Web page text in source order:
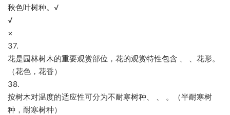
秋色叶树种。√
√
×
37.
花是园林树木的重要观赏部位，花的观赏特性包含 、 、花形。
（花色，花香）
38.
按树木对温度的适应性可分为不耐寒树种、 、 。（半耐寒树
种，耐寒树种）